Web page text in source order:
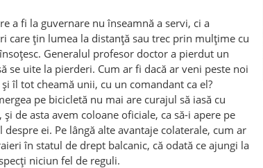
a fi la guvernare nu înseamnă a servi, ci a
care țin lumea la distanță sau trec prin mulțime cu
Generalul profesor doctor a pierdut un
se uite la pierderi. Cum ar fi dacă ar veni peste noi
îl tot cheamă unii, cu un comandant ca el?
pe bicicletă nu mai are curajul să iasă cu
de asta avem coloane oficiale, ca să-i apere pe
ei. Pe lângă alte avantaje colaterale, cum ar
în statul de drept balcanic, că odată ce ajungi la
niciun fel de reguli.